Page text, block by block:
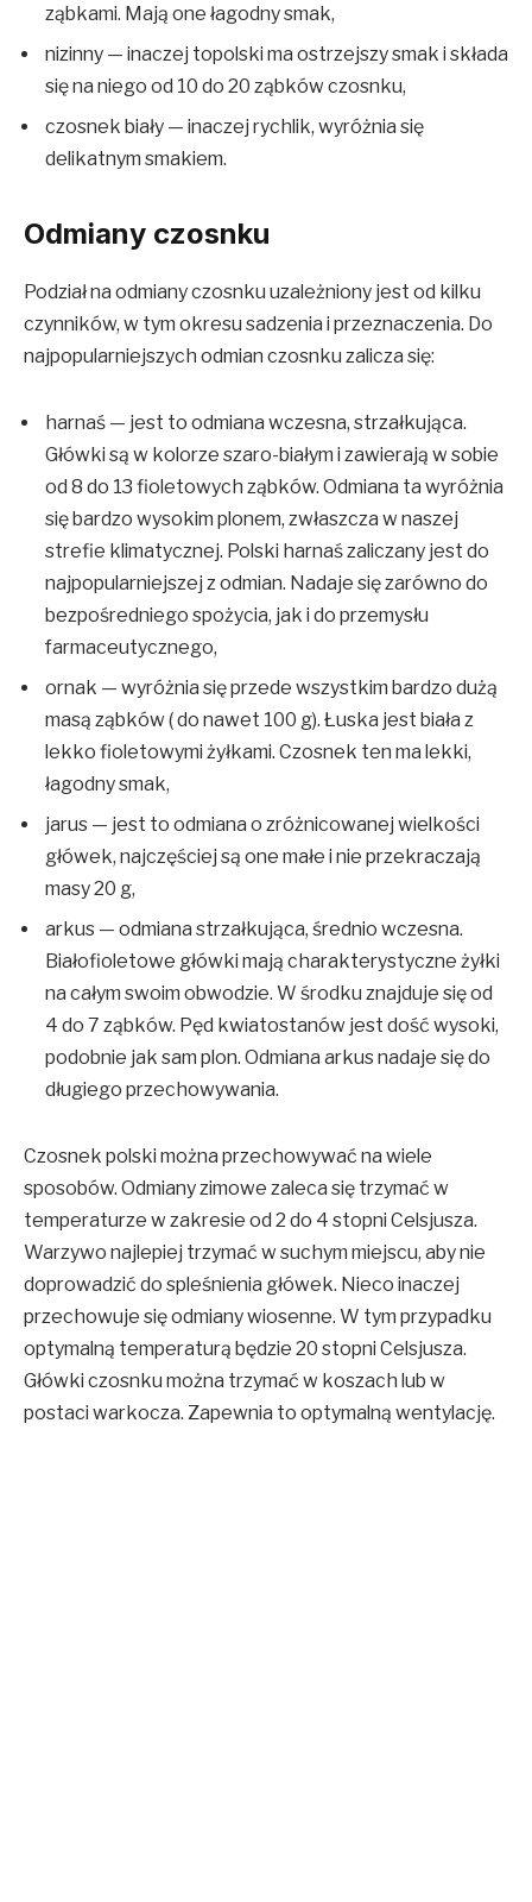
ząbkami. Mają one łagodny smak,
nizinny — inaczej topolski ma ostrzejszy smak i składa
się na niego od 10 do 20 ząbków czosnku,
czosnek biały — inaczej rychlik, wyróżnia się
delikatnym smakiem.
Odmiany czosnku
Podział na odmiany czosnku uzależniony jest od kilku
czynników, w tym okresu sadzenia i przeznaczenia. Do
najpopularniejszych odmian czosnku zalicza się:
harnaś — jest to odmiana wczesna, strzałkująca.
Główki są w kolorze szaro-białym i zawierają w sobie
od 8 do 13 fioletowych ząbków. Odmiana ta wyróżnia
się bardzo wysokim plonem, zwłaszcza w naszej
strefie klimatycznej. Polski harnaś zaliczany jest do
najpopularniejszej z odmian. Nadaje się zarówno do
bezpośredniego spożycia, jak i do przemysłu
farmaceutycznego,
ornak — wyróżnia się przede wszystkim bardzo dużą
masą ząbków ( do nawet 100 g). Łuska jest biała z
lekko fioletowymi żyłkami. Czosnek ten ma lekki,
łagodny smak,
jarus — jest to odmiana o zróżnicowanej wielkości
główek, najczęściej są one małe i nie przekraczają
masy 20 g,
arkus — odmiana strzałkująca, średnio wczesna.
Białofioletowe główki mają charakterystyczne żyłki
na całym swoim obwodzie. W środku znajduje się od
4 do 7 ząbków. Pęd kwiatostanów jest dość wysoki,
podobnie jak sam plon. Odmiana arkus nadaje się do
długiego przechowywania.
Czosnek polski można przechowywać na wiele
sposobów. Odmiany zimowe zaleca się trzymać w
temperaturze w zakresie od 2 do 4 stopni Celsjusza.
Warzywo najlepiej trzymać w suchym miejscu, aby nie
doprowadzić do spleśnienia główek. Nieco inaczej
przechowuje się odmiany wiosenne. W tym przypadku
optymalną temperaturą będzie 20 stopni Celsjusza.
Główki czosnku można trzymać w koszach lub w
postaci warkocza. Zapewnia to optymalną wentylację.